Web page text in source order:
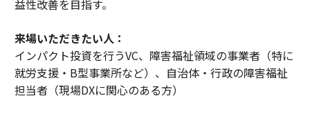
益性改善を目指す。
来場いただきたい人：
インパクト投資を行うVC、障害福祉領域の事業者（特に
就労支援・B型事業所など）、自治体・行政の障害福祉
担当者（現場DXに関心のある方）